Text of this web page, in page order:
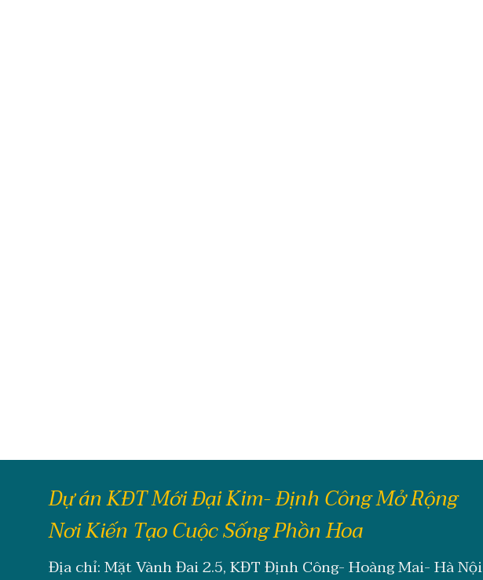
Dự án KĐT Mới Đại Kim- Định Công Mở Rộng
Nơi Kiến Tạo Cuộc Sống Phồn Hoa
Địa chỉ: Mặt Vành Đai 2.5, KĐT Định Công- Hoàng Mai- Hà Nội